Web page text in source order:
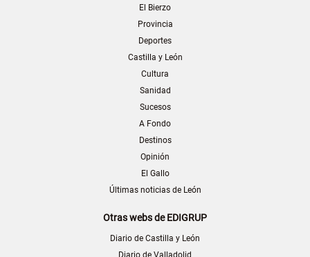
El Bierzo
Provincia
Deportes
Castilla y León
Cultura
Sanidad
Sucesos
A Fondo
Destinos
Opinión
El Gallo
Últimas noticias de León
Otras webs de EDIGRUP
Diario de Castilla y León